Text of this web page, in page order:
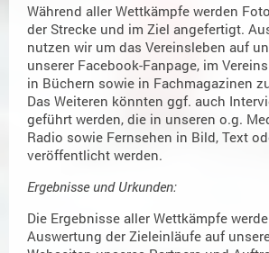
Während aller Wettkämpfe werden
der Strecke und im Ziel angefertigt.
nutzen wir um das Vereinsleben auf
unserer Facebook-Fanpage, im
in Büchern sowie in Fachmagazinen
Das Weiteren könnten ggf. auch
geführt werden, die in unseren o.g.
Radio sowie Fernsehen in Bild, Text
veröffentlicht werden.
Ergebnisse und Urkunden:
Die Ergebnisse aller Wettkämpfe
Auswertung der Zieleinläufe auf